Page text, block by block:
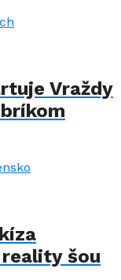
Vraždy
reality šou